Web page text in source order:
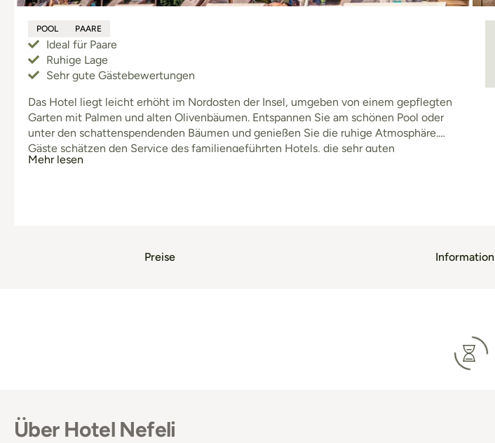
POOL PAARE
Ideal für Paare
Ruhige Lage
Sehr gute Gästebewertungen
Das Hotel liegt leicht erhöht im Nordosten der Insel, umgeben von einem gepflegten
Garten mit Palmen und alten Olivenbäumen. Entspannen Sie am schönen Pool oder
unter den schattenspendenden Bäumen und genießen Sie die ruhige Atmosphäre.
Gäste schätzen den Service des familiengeführten Hotels, die sehr guten
Gästebewertungen sprechen für sich. Für Erkundungen der Umgebung und für
Mehr lesen
Preise Information
Über Hotel Nefeli